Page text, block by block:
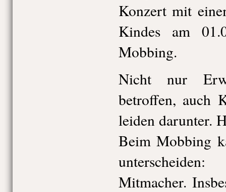
Konzert mit
Kindes am
Mobbing.
Nicht nur
betroffen, auch
leiden darunter.
Beim Mobbing
Mitmacher.